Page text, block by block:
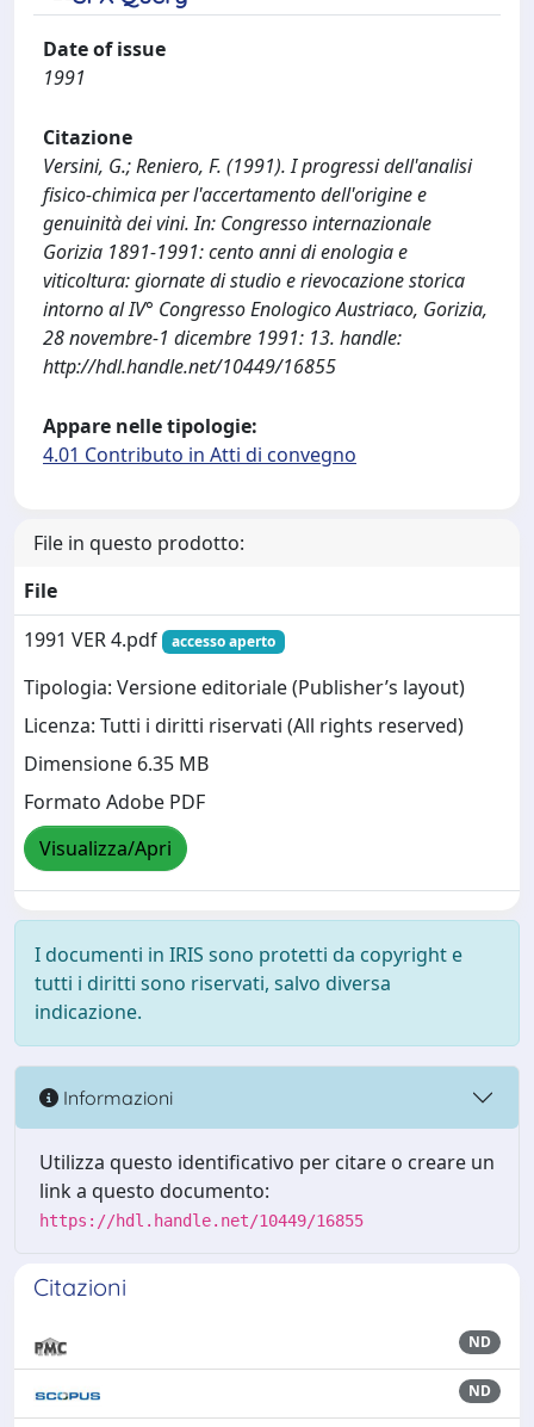
Date of issue
1991
Citazione
Versini, G.; Reniero, F. (1991). I progressi dell'analisi
fisico-chimica per l'accertamento dell'origine e
genuinità dei vini. In: Congresso internazionale
Gorizia 1891-1991: cento anni di enologia e
viticoltura: giornate di studio e rievocazione storica
intorno al IV° Congresso Enologico Austriaco, Gorizia,
28 novembre-1 dicembre 1991: 13. handle:
http://hdl.handle.net/10449/16855
Appare nelle tipologie:
4.01 Contributo in Atti di convegno
File in questo prodotto:
File
1991 VER 4.pdf
accesso aperto
Tipologia: Versione editoriale (Publisher’s layout)
Licenza: Tutti i diritti riservati (All rights reserved)
Dimensione 6.35 MB
Formato Adobe PDF
Visualizza/Apri
I documenti in IRIS sono protetti da copyright e
tutti i diritti sono riservati, salvo diversa
indicazione.
Informazioni
Utilizza questo identificativo per citare o creare un
link a questo documento:
https://hdl.handle.net/10449/16855
Citazioni
ND
ND